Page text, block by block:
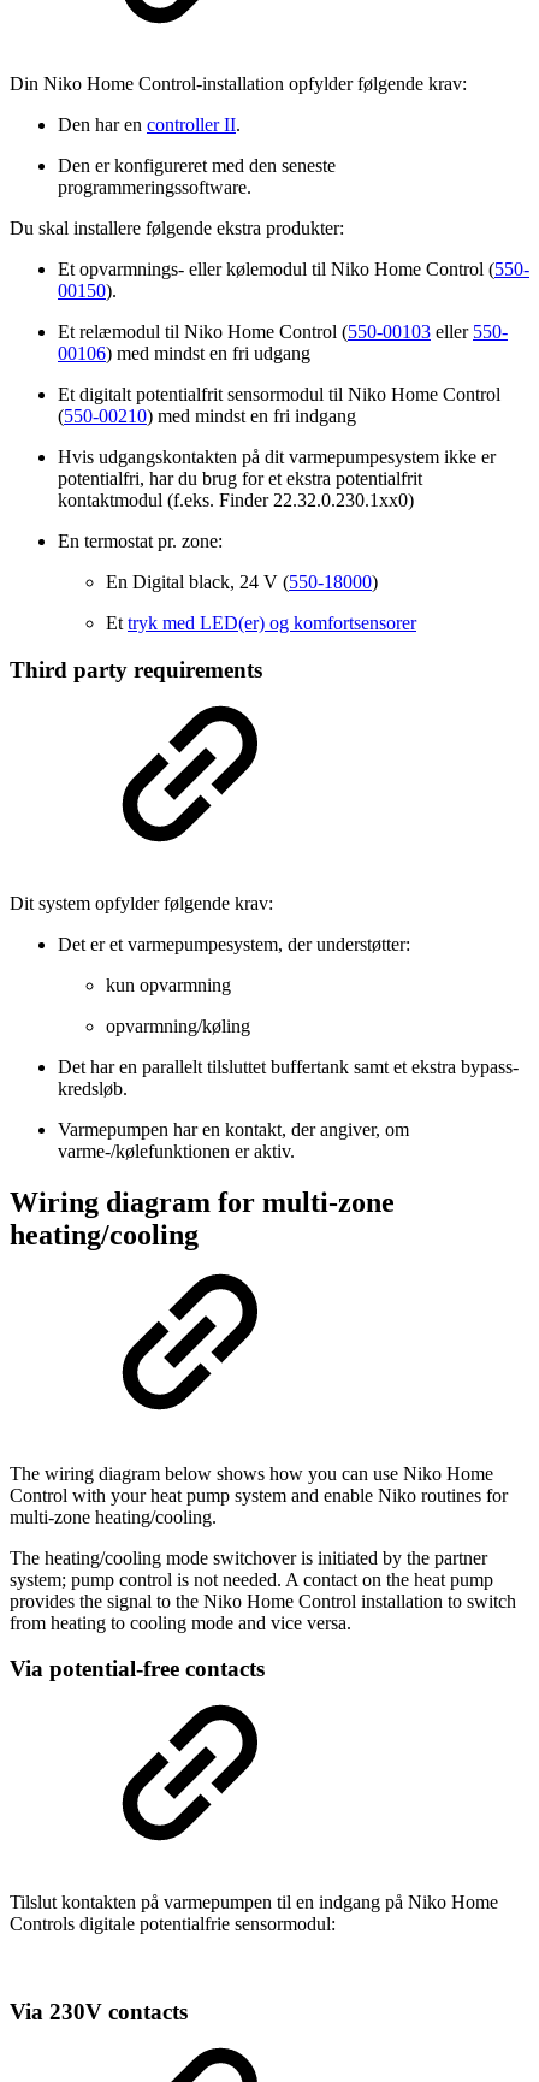
Din Niko Home Control-installation opfylder følgende krav:
Den har en controller II.
Den er konfigureret med den seneste
programmeringssoftware.
Du skal installere følgende ekstra produkter:
Et opvarmnings- eller kølemodul til Niko Home Control (550-
00150).
Et relæmodul til Niko Home Control (550-00103 eller 550-
00106) med mindst en fri udgang
Et digitalt potentialfrit sensormodul til Niko Home Control
(550-00210) med mindst en fri indgang
Hvis udgangskontakten på dit varmepumpesystem ikke er
potentialfri, har du brug for et ekstra potentialfrit
kontaktmodul (f.eks. Finder 22.32.0.230.1xx0)
En termostat pr. zone:
En Digital black, 24 V (550-18000)
Et tryk med LED(er) og komfortsensorer
Third party requirements
Dit system opfylder følgende krav:
Det er et varmepumpesystem, der understøtter:
kun opvarmning
opvarmning/køling
Det har en parallelt tilsluttet buffertank samt et ekstra bypass-
kredsløb.
Varmepumpen har en kontakt, der angiver, om
varme-/kølefunktionen er aktiv.
Wiring diagram for multi-zone
heating/cooling
The wiring diagram below shows how you can use Niko Home
Control with your heat pump system and enable Niko routines for
multi-zone heating/cooling.
The heating/cooling mode switchover is initiated by the partner
system; pump control is not needed. A contact on the heat pump
provides the signal to the Niko Home Control installation to switch
from heating to cooling mode and vice versa.
Via potential-free contacts
Tilslut kontakten på varmepumpen til en indgang på Niko Home
Controls digitale potentialfrie sensormodul:
Via 230V contacts